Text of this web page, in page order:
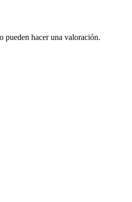
pueden hacer una valoración.